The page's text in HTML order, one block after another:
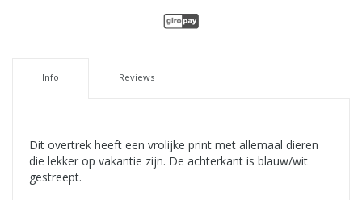
Info Reviews
Dit overtrek heeft een vrolijke print met allemaal dieren
die lekker op vakantie zijn. De achterkant is blauw/wit
gestreept.